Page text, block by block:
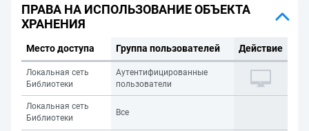
ПРАВА НА ИСПОЛЬЗОВАНИЕ ОБЪЕКТА
ХРАНЕНИЯ
Место доступа Группа пользователей Действие
Локальная сеть
Библиотеки
Аутентифицированные
пользователи
Локальная сеть
Библиотеки
Все